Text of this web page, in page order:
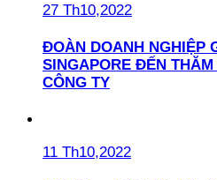
27 Th10,2022
ĐOÀN DOANH NGHIỆP
SINGAPORE ĐẾN
CÔNG TY
11 Th10,2022